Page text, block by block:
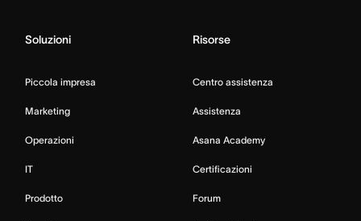
Soluzioni
Piccola impresa
Marketing
Operazioni
IT
Prodotto
Risorse
Centro assistenza
Assistenza
Asana Academy
Certificazioni
Forum